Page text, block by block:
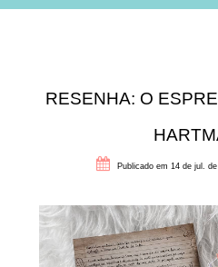
RESENHA: O
Publicado em 14 de jul.